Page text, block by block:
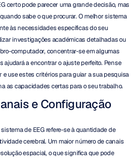
certo pode parecer uma grande decisão, mas
sabe o que procurar. O melhor sistema
às necessidades específicas do seu
investigações académicas detalhadas ou
computador, concentrar-se em algumas
a encontrar o ajuste perfeito. Pense
e use estes critérios para guiar a sua pesquisa
as capacidades certas para o seu trabalho.
e Configuração
de EEG refere-se à quantidade de
cerebral. Um maior número de canais
espacial, o que significa que pode